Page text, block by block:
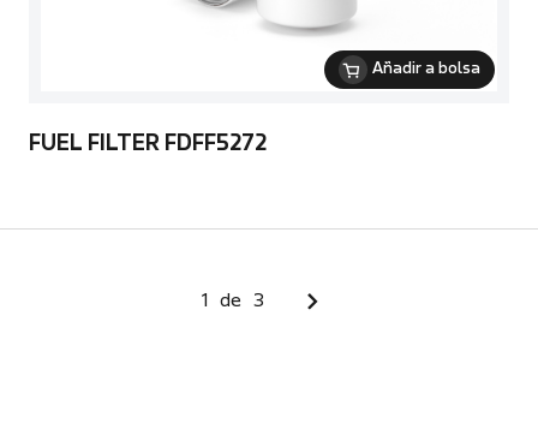
Añadir a bolsa
FUEL FILTER FDFF5272
1 de 3